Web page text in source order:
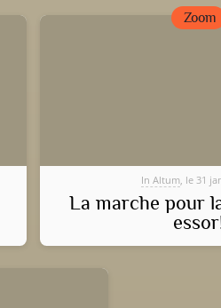
Zoom
In Altum, le 31
La marche pour